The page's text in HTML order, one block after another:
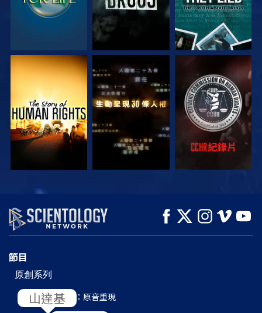
觀看 觀看 觀看
觀看 探索系列節目
節目
原創系列
L. 羅恩 賀伯特：原音重現